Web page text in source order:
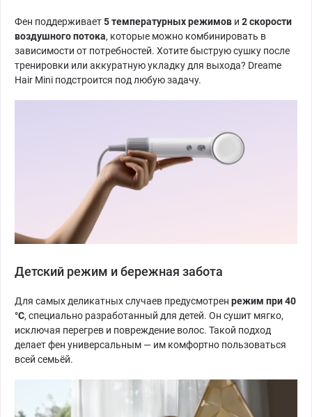
Фен поддерживает5 температурных режимов и 2 скорости
воздушного потока, которые можно комбинировать в
зависимости от потребностей. Хотите быструю сушку после
тренировки или аккуратную укладку для выхода? Dreame
Hair Mini подстроится под любую задачу.
Детский режим и бережная забота
Для самых деликатных случаев предусмотрен режим при 40
°C, специально разработанный для детей. Он сушит мягко,
исключая перегрев и повреждение волос. Такой подход
делает фен универсальным — им комфортно пользоваться
всей семьёй.